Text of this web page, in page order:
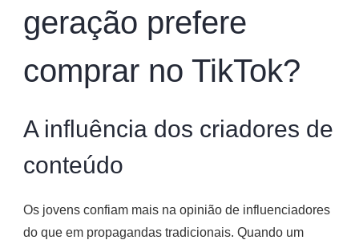
geração prefere
comprar no TikTok?
A influência dos criadores de
conteúdo
Os jovens confiam mais na opinião de influenciadores
do que em propagandas tradicionais. Quando um